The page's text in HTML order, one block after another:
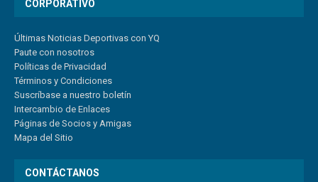
CORPORATIVO
Últimas Noticias Deportivas con YQ
Paute con nosotros
Políticas de Privacidad
Términos y Condiciones
Suscríbase a nuestro boletín
Intercambio de Enlaces
Páginas de Socios y Amigas
Mapa del Sitio
CONTÁCTANOS